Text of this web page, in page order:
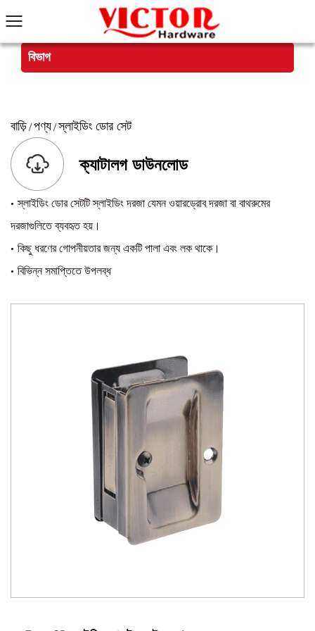
বিভাগ
বাড়ি /পণ্য /স্লাইডিং ডোর সেট
ক্যাটালগ ডাউনলোড
·স্লাইডিং ডোর সেটটি স্লাইডিং দরজা যেমন ওয়ারড্রোব দরজা বা বাথরুমের
দরজাগুলিতে ব্যবহৃত হয়।
· কিছু ধরণের গোপনীয়তার জন্য একটি পালা এবং লক থাকে।
· বিভিন্ন সমাপ্তিতে উপলব্ধ